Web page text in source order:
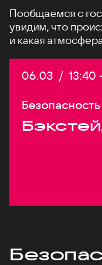
Пообщаемся с
увидим, что
и какая
Дата:
06.03 / 13:40
Безопасность